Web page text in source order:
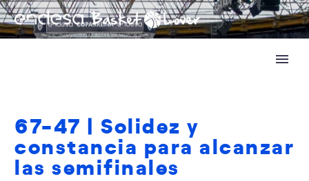
67-47 | Solidez y
constancia para alcanzar
las semifinales